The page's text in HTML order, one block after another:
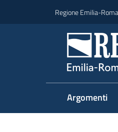
Regione Emilia-
Argomenti